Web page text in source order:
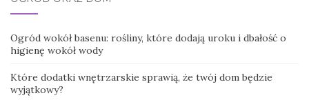
Ogród wokół basenu: rośliny, które dodają uroku i dbałość o
higienę wokół wody
Które dodatki wnętrzarskie sprawią, że twój dom będzie
wyjątkowy?